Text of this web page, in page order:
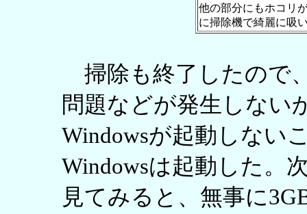
他の部分にもホコリ
に掃除機で綺麗に吸
掃除も終了したので
問題などが発生しない
Windowsが起動しない
Windowsは起動した。
見てみると、無事に